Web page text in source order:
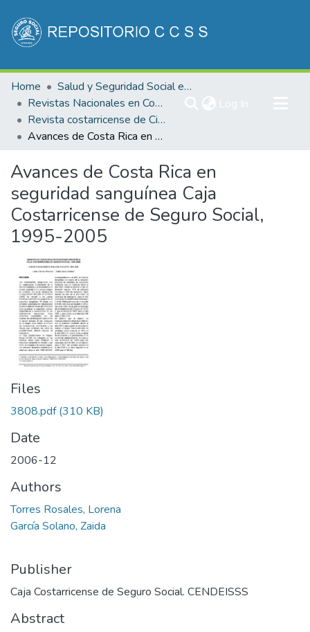
Communities & Collections
All of DSpace
Statistics
Home
Salud y Seguridad Social en Costa Rica
Revistas Nacionales en Costa Rica
Revista costarricense de Ciencias Médicas
Avances de Costa Rica en seguridad sanguínea Caja Costarricense de Seguro Social, 1995-2005
Avances de Costa Rica en
seguridad sanguínea Caja
Costarricense de Seguro Social,
1995-2005
Files
3808.pdf(310 KB)
Date
2006-12
Authors
Torres Rosales, Lorena
García Solano, Zaida
Publisher
Caja Costarricense de Seguro Social. CENDEISSS
Abstract